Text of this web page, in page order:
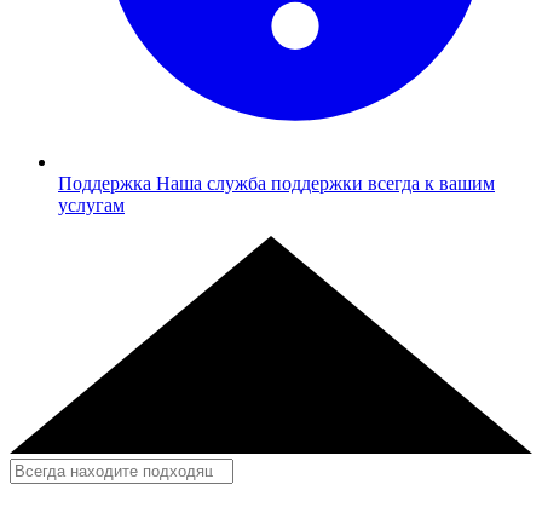
Поддержка Наша служба поддержки всегда к вашим
услугам